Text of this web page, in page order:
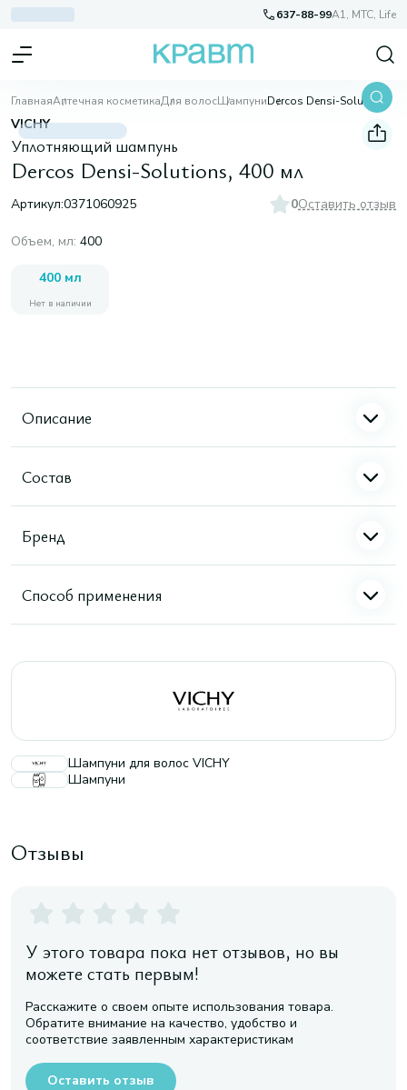
637-88-99A1, МТС, Life
ГлавнаяАптечная косметикаДля волосШампуни Dercos Densi-Solutions, 400 мл
VICHY
Уплотняющий шампунь
Dercos Densi-Solutions, 400 мл
Артикул:0371060925 0Оставить отзыв
Объем, мл: 400
400 мл
Нет в наличии
Описание
Состав
Бренд
Способ применения
Шампуни для волос VICHY
Шампуни
Отзывы
У этого товара пока нет отзывов, но вы
можете стать первым!
Расскажите о своем опыте использования товара.
Обратите внимание на качество, удобство и
соответствие заявленным характеристикам
Оставить отзыв